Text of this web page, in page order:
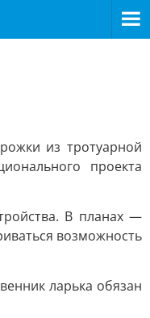
из тротуарной
проекта
В планах —
возможность
ларька обязан